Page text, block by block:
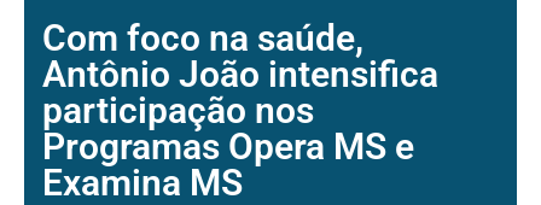
Com foco na saúde,
Antônio João intensifica
participação nos
Programas Opera MS e
Examina MS